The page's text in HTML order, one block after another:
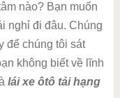
nào? Bạn muốn
nghỉ đi đâu. Chúng
để chúng tôi sát
không biết về lĩnh
lái xe ôtô tải hạng